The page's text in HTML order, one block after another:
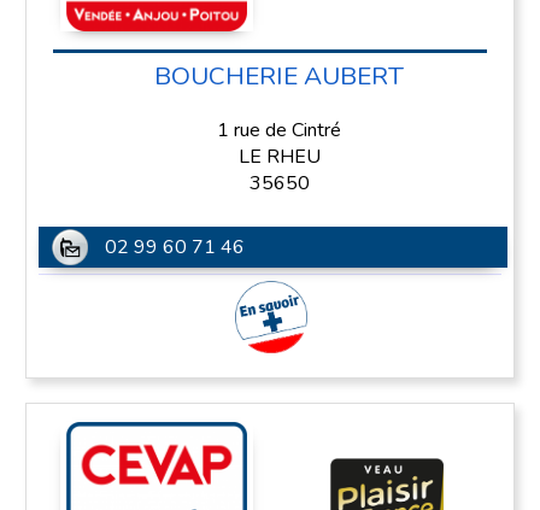
BOUCHERIE AUBERT
1 rue de Cintré
LE RHEU
35650
02 99 60 71 46